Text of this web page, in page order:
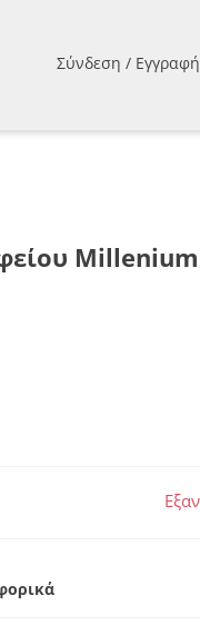
Σύνδεση / Εγγραφή